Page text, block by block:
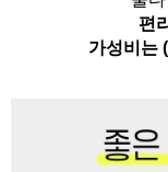
편
가성비는